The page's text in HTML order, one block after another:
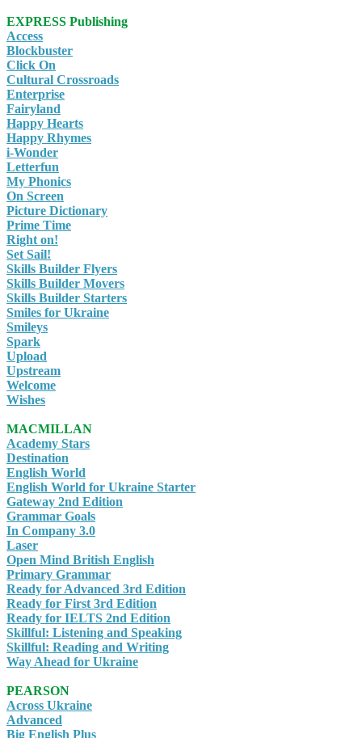
EXPRESS Publishing
Access
Blockbuster
Click On
Cultural Crossroads
Enterprise
Fairyland
Happy Hearts
Happy Rhymes
i-Wonder
Letterfun
My Phonics
On Screen
Picture Dictionary
Prime Time
Right on!
Set Sail!
Skills Builder Flyers
Skills Builder Movers
Skills Builder Starters
Smiles for Ukraine
Smileys
Spark
Upload
Upstream
Welcome
Wishes
MACMILLAN
Academy Stars
Destination
English World
English World for Ukraine Starter
Gateway 2nd Edition
Grammar Goals
In Company 3.0
Laser
Open Mind British English
Primary Grammar
Ready for Advanced 3rd Edition
Ready for First 3rd Edition
Ready for IELTS 2nd Edition
Skillful: Listening and Speaking
Skillful: Reading and Writing
Way Ahead for Ukraine
PEARSON
Across Ukraine
Advanced
Big English Plus